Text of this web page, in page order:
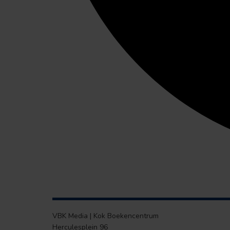
VBK Media | Kok Boekencentrum
Herculesplein 96